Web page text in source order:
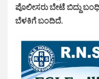
ಪೊಲೀಸರು ಬೇಟೆ ಬಿದ್ದು
ಬೆಳಕಿಗೆ ಬಂದಿದೆ.